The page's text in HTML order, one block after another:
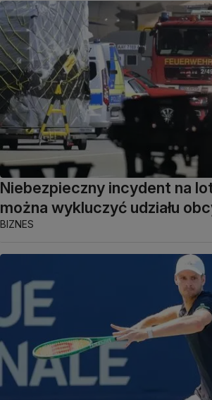
Niebezpieczny incydent na
można wykluczyć udziału
BIZNES